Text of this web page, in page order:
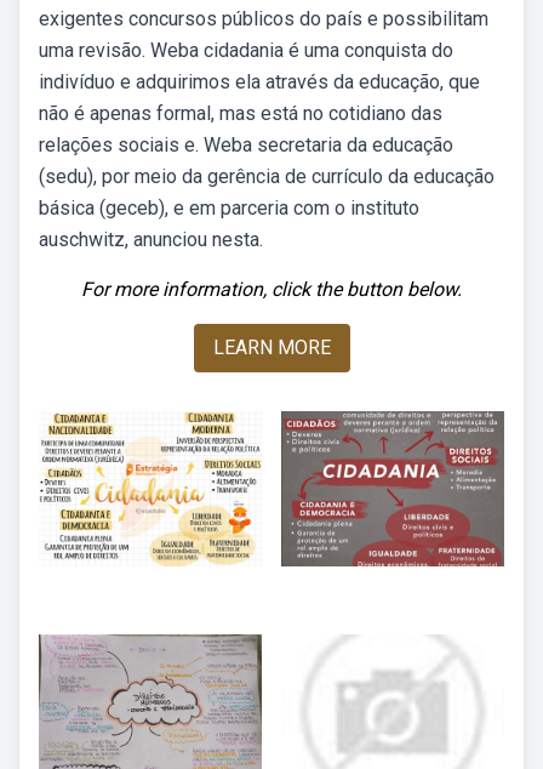
exigentes concursos públicos do país e possibilitam
uma revisão. Weba cidadania é uma conquista do
indivíduo e adquirimos ela através da educação, que
não é apenas formal, mas está no cotidiano das
relações sociais e. Weba secretaria da educação
(sedu), por meio da gerência de currículo da educação
básica (geceb), e em parceria com o instituto
auschwitz, anunciou nesta.
For more information, click the button below.
LEARN MORE